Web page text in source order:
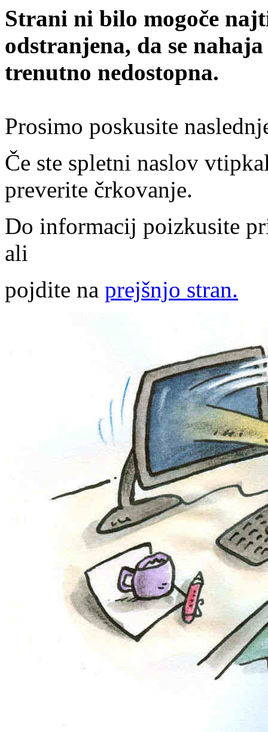
Strani ni bilo mogoče
odstranjena, da se
trenutno nedostopna.
Prosimo poskusite
Če ste spletni naslov
preverite črkovanje.
Do informacij poizkusite
ali
pojdite na prejšnjo stran.